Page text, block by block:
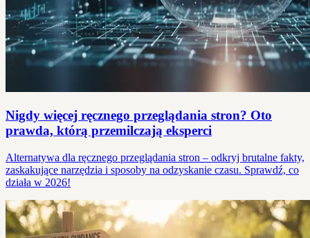
Nigdy więcej ręcznego przeglądania stron? Oto
prawda, którą przemilczają eksperci
Alternatywa dla ręcznego przeglądania stron – odkryj brutalne fakty,
zaskakujące narzędzia i sposoby na odzyskanie czasu. Sprawdź, co
działa w 2026!